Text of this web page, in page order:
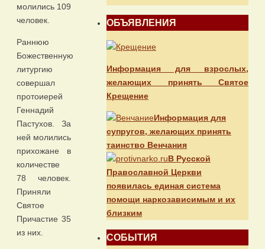
молились 109
человек.
Раннюю
Божественную
литургию
совершал
протоиерей
Геннадий
Пастухов. За
ней молились
прихожане в
количестве
78 человек.
Приняли
Святое
Причастие 35
из них.
ОБЪЯВЛЕНИЯ
Информация для взрослых,
желающих принять Святое
Крещение
Информация для
супругов, желающих принять
таинство Венчания
В Русской
Православной Церкви
появилась единая система
помощи наркозависимым и их
близким
СОБЫТИЯ